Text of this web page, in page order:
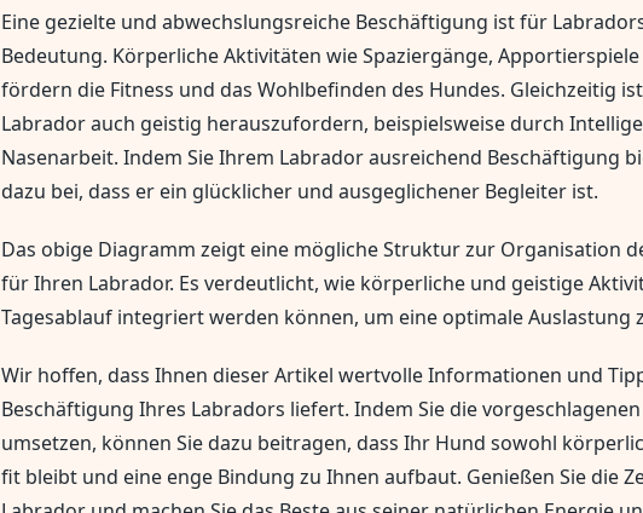
Eine gezielte und abwechslungsreiche Beschäftigung ist für
Bedeutung. Körperliche Aktivitäten wie Spaziergänge,
fördern die Fitness und das Wohlbefinden des Hundes. Gleichzeitig
Labrador auch geistig herauszufordern, beispielsweise durch
Nasenarbeit. Indem Sie Ihrem Labrador ausreichend Beschäftigung
dazu bei, dass er ein glücklicher und ausgeglichener Begleiter ist.
Das obige Diagramm zeigt eine mögliche Struktur zur Organisation
für Ihren Labrador. Es verdeutlicht, wie körperliche und geistige
Tagesablauf integriert werden können, um eine optimale Auslastung
Wir hoffen, dass Ihnen dieser Artikel wertvolle Informationen und
Beschäftigung Ihres Labradors liefert. Indem Sie die
umsetzen, können Sie dazu beitragen, dass Ihr Hund sowohl
fit bleibt und eine enge Bindung zu Ihnen aufbaut. Genießen Sie die